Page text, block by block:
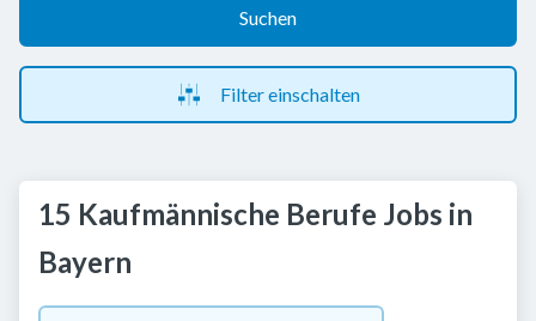
Suchen
Filter einschalten
15 Kaufmännische Berufe Jobs in
Bayern